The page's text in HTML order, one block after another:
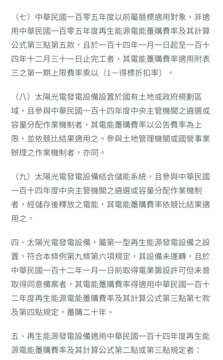
（七） 中華民國一百零五年度以前屬競標適用對象，非適
用中華民國一百零五年度再生能源電能躉購費率及其計算
公式第三點第五款，且於一百十四年一月一日起至一百十
四年十二月三十一日止完工者，其電能躉購費率適用附表
三之第一期上限費率乘以（1－得標折扣率）。
（八） 太陽光電發電設備設置於國有土地或政府規劃區
域，且參與中華民國一百十四年度中央主管機關之遴選或
容量分配作業機制者，其電能躉購費率以公告費率為上
限，並依競比結果適用之。參與土地管理機關或國營事業
辦理之作業機制者，亦同。
（九） 太陽光電發電設備結合儲能系統，且參與中華民國
一百十四年度中央主管機關之遴選或容量分配作業機制
者，經儲存後釋放之電能，其電能躉購費率依競比結果適
用之。
四、 太陽光電發電設備，屬第一型再生能源發電設備之設
置，符合本條例第九條第六項規定，其設備未運轉，且於
中華民國一百十二年一月一日前取得電業籌設許可但未曾
取得同意備案者，其電能躉購費率得適用中華民國一百十
二年度再生能源電能躉購費率及其計算公式第三點第七款
及第四點規定，躉購二十年。
五、再生能源發電設備適用中華民國一百十四年度再生能
源電能躉購費率及其計算公式第二點或第三點規定者：